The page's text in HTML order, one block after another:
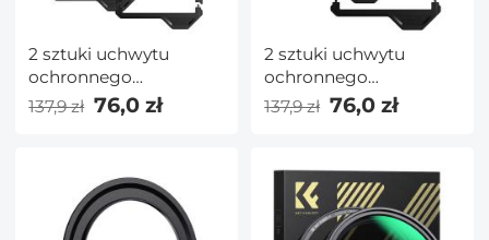
2 sztuki uchwytu
ochronnego
obiektywu 100x150mm
— seria Nano X Pro
137,9 zł 76,0 zł
2 sztuki uchwytu
ochronnego
obiektywu 100x100mm
— seria Nano X Pro
137,9 zł 76,0 zł